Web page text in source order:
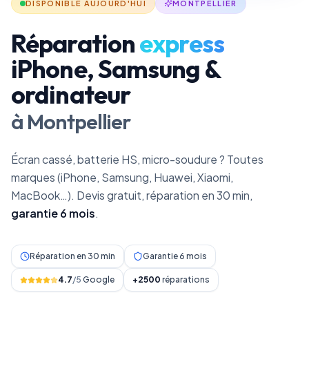
DISPONIBLE AUJOURD'HUI MONTPELLIER
Réparationexpress
iPhone, Samsung &
ordinateur
à Montpellier
Écran cassé, batterie HS, micro-soudure ? Toutes
marques (iPhone, Samsung, Huawei, Xiaomi,
MacBook…). Devis gratuit, réparation en 30 min,
garantie 6 mois.
Réparation en 30 min Garantie 6 mois
4.7/5 Google +2500 réparations